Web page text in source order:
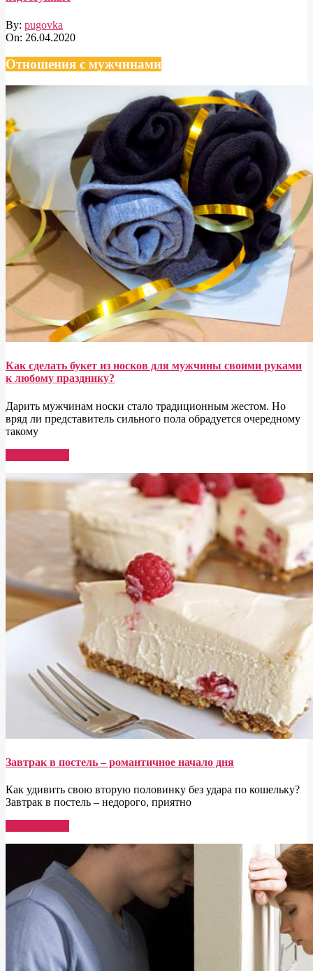
By: pugovka
On: 26.04.2020
Отношения с мужчинами
Как сделать букет из носков для мужчины своими руками
к любому празднику?
Дарить мужчинам носки стало традиционным жестом. Но
вряд ли представитель сильного пола обрадуется очередному
такому
Завтрак в постель – романтичное начало дня
Как удивить свою вторую половинку без удара по кошельку?
Завтрак в постель – недорого, приятно